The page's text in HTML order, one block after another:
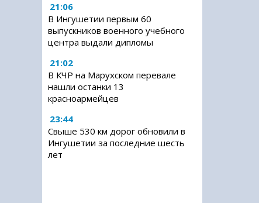
21:06
В Ингушетии первым 60
выпускников военного учебного
центра выдали дипломы
21:02
В КЧР на Марухском перевале
нашли останки 13
красноармейцев
23:44
Свыше 530 км дорог обновили в
Ингушетии за последние шесть
лет